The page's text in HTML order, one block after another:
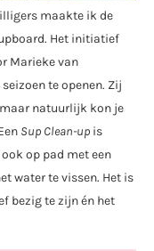
maakte ik de
Het initiatief
Marieke van
te openen. Zij
natuurlijk kon je
Sup Clean-up is
op pad met een
water te vissen. Het is
bezig te zijn én het